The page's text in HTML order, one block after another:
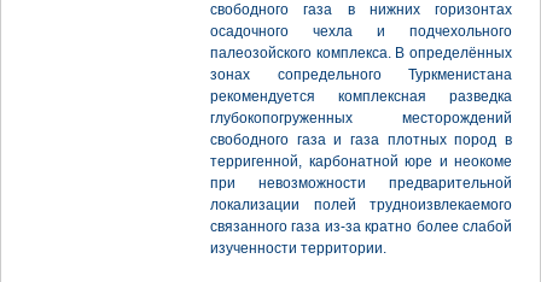
свободного газа в нижних горизонтах
осадочного чехла и подчехольного
палеозойского комплекса. В определённых
зонах сопредельного Туркменистана
рекомендуется комплексная разведка
глубокопогруженных месторождений
свободного газа и газа плотных пород в
терригенной, карбонатной юре и неокоме
при невозможности предварительной
локализации полей трудноизвлекаемого
связанного газа из-за кратно более слабой
изученности территории.